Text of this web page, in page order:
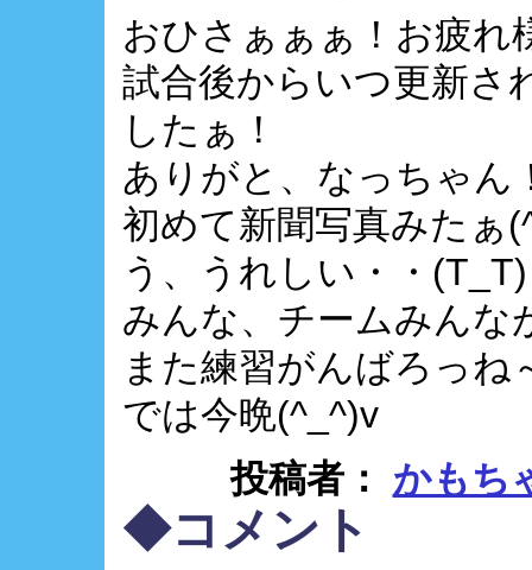
おひさぁぁぁ！お疲れ
試合後からいつ更新さ
したぁ！
ありがと、なっちゃん
初めて新聞写真みたぁ
う、うれしい・・(T_T)
みんな、チームみんな
また練習がんばろっね
では今晩(^_^)v
投稿者： かもち
◆コメント